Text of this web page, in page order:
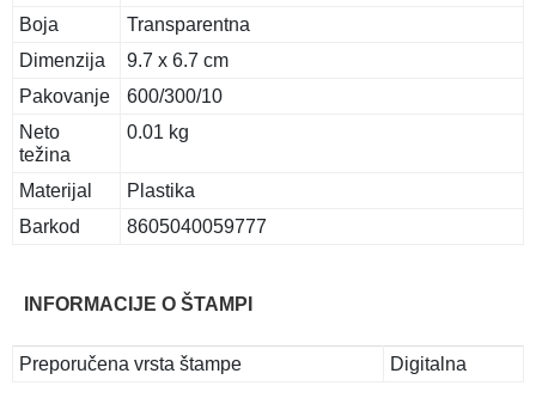
Boja
Transparentna
Dimenzija
9.7 x 6.7 cm
Pakovanje
600/300/10
Neto
težina
0.01 kg
Materijal
Plastika
Barkod
8605040059777
INFORMACIJE O ŠTAMPI
Preporučena vrsta štampe Digitalna